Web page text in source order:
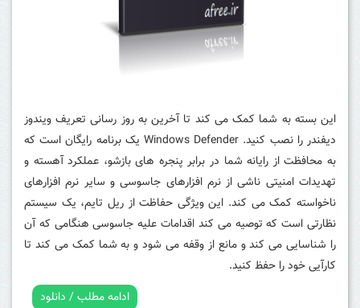
این بسته به شما کمک می کند تا آخرین به روز رسانی تعریف ویندوز
دیفندر را نصب کنید. Windows Defender یک برنامه رایگان است که
به محافظت از رایانه شما در برابر پنجره های بازشو، عملکرد آهسته و
تهدیدات امنیتی ناشی از نرم افزارهای جاسوسی و سایر نرم افزارهای
ناخواسته کمک می کند. این ویژگی حفاظت از ریل تایم، یک سیستم
نظارتی است که توصیه می کند اقدامات علیه جاسوسی هنگامی که آن
را شناسایی می کند و مانع از وقفه می شود و به شما کمک می کند تا
کارآیی خود را حفظ کنید.
ادامه مطلب / دانلود